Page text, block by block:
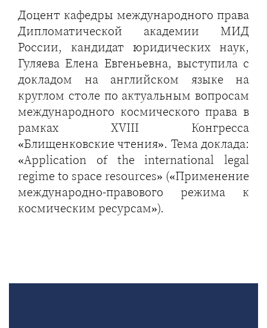
Доцент кафедры международного права
Дипломатической академии МИД
России, кандидат юридических наук,
Гуляева Елена Евгеньевна, выступила с
докладом на английском языке на
круглом столе по актуальным вопросам
международного космического права в
рамках XVIII Конгресса
«Блищенковские чтения». Тема доклада:
«Application of the international legal
regime to space resources» («Применение
международно-правового режима к
космическим ресурсам»).